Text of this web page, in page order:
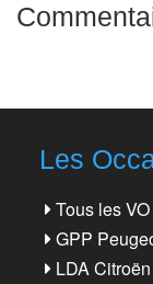
Les
Tous les
GPP
LDA